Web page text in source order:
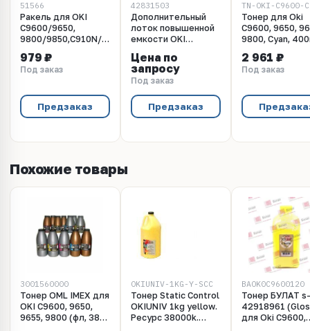
51566
Ракель для OKI
C9600/9650,
9800/9850,C910N/C930
TMS
979 ₽
Под заказ
Предзаказ
42831503
Дополнительный
лоток повышенной
емкости OKI
Цена по
запросу
Под заказ
Предзаказ
Тонер для Oki
C9600, 9650,
9800, Cyan,
2 961 ₽
Под заказ
Похожие товары
3001560000
Тонер OML IMEX для
OKI C9600, 9650,
9655, 9800 (фл, 380,
OKIUNIV-1KG-Y-SCC
Тонер Static Control
OKIUNIV 1kg yellow.
Ресурс 38000k.
BAOK0C9600120
Тонер БУЛАТ
42918961
для Oki C9600,